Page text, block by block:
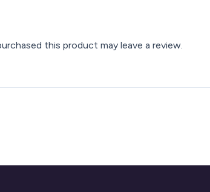
this product may leave a review.